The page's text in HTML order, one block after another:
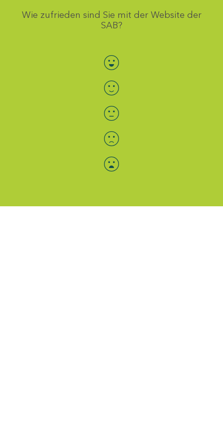
Wie zufrieden sind Sie mit der Website der
SAB?
Bewertung auswählen